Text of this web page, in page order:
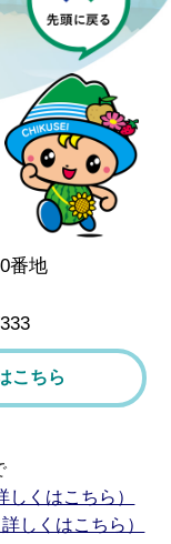
筑西市
番地
こちら
しくはこちら）
詳しくはこちら）